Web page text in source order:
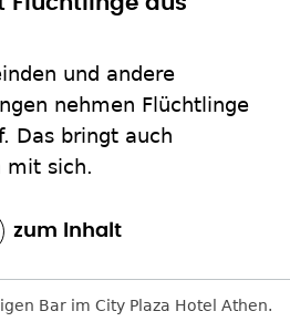
und andere
nehmen Flüchtlinge
Das bringt auch
mit sich.
zum Inhalt